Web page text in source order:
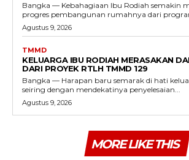
Bangka — Kebahagiaan Ibu Rodiah semakin
progres pembangunan rumahnya dari
Agustus 9, 2026
TMMD
KELUARGA IBU RODIAH MERASAKAN
DARI PROYEK RTLH TMMD 129
Bangka — Harapan baru semarak di hati
seiring dengan mendekatinya penyelesaian...
Agustus 9, 2026
MORE LIKE THIS